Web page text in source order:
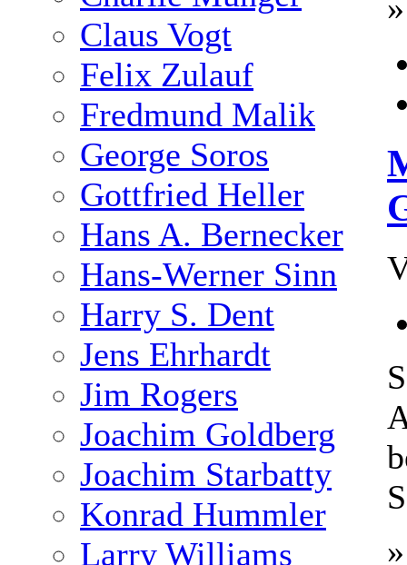
Claus Vogt
Felix Zulauf
Fredmund Malik
George Soros
Gottfried Heller
Hans A. Bernecker
Hans-Werner Sinn
Harry S. Dent
Jens Ehrhardt
Jim Rogers
Joachim Goldberg
Joachim Starbatty
Konrad Hummler
Larry Williams
»
»